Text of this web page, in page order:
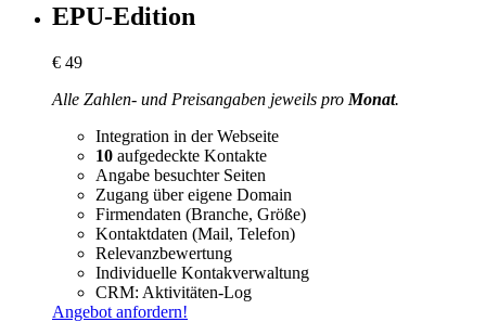
EPU-Edition
€ 49
Alle Zahlen- und Preisangaben jeweils pro Monat.
Integration in der Webseite
10 aufgedeckte Kontakte
Angabe besuchter Seiten
Zugang über eigene Domain
Firmendaten (Branche, Größe)
Kontaktdaten (Mail, Telefon)
Relevanzbewertung
Individuelle Kontakverwaltung
CRM: Aktivitäten-Log
Angebot anfordern!